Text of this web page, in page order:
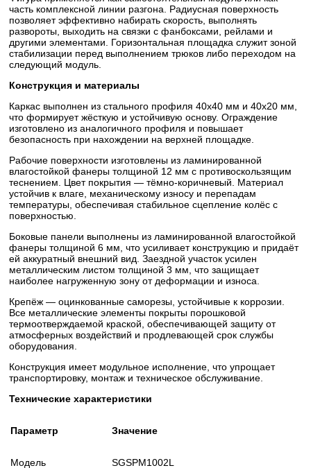
часть комплексной линии разгона. Радиусная поверхность
позволяет эффективно набирать скорость, выполнять
развороты, выходить на связки с фанбоксами, рейлами и
другими элементами. Горизонтальная площадка служит зоной
стабилизации перед выполнением трюков либо переходом на
следующий модуль.
Конструкция и материалы
Каркас выполнен из стального профиля 40х40 мм и 40х20 мм,
что формирует жёсткую и устойчивую основу. Ограждение
изготовлено из аналогичного профиля и повышает
безопасность при нахождении на верхней площадке.
Рабочие поверхности изготовлены из ламинированной
влагостойкой фанеры толщиной 12 мм с противоскользящим
теснением. Цвет покрытия — тёмно-коричневый. Материал
устойчив к влаге, механическому износу и перепадам
температуры, обеспечивая стабильное сцепление колёс с
поверхностью.
Боковые панели выполнены из ламинированной влагостойкой
фанеры толщиной 6 мм, что усиливает конструкцию и придаёт
ей аккуратный внешний вид. Заездной участок усилен
металлическим листом толщиной 3 мм, что защищает
наиболее нагруженную зону от деформации и износа.
Крепёж — оцинкованные саморезы, устойчивые к коррозии.
Все металлические элементы покрыты порошковой
термоотверждаемой краской, обеспечивающей защиту от
атмосферных воздействий и продлевающей срок службы
оборудования.
Конструкция имеет модульное исполнение, что упрощает
транспортировку, монтаж и техническое обслуживание.
Технические характеристики
Параметр Значение
Модель SGSPM1002L